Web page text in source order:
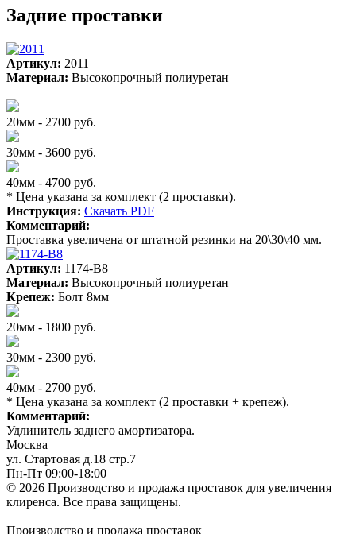
Задние проставки
Артикул: 2011
Материал: Высокопрочный полиуретан
20мм - 2700 руб.
30мм - 3600 руб.
40мм - 4700 руб.
* Цена указана за комплект (2 проставки).
Инструкция: Скачать PDF
Комментарий:
Проставка увеличена от штатной резинки на 20\30\40 мм.
Артикул: 1174-B8
Материал: Высокопрочный полиуретан
Крепеж: Болт 8мм
20мм - 1800 руб.
30мм - 2300 руб.
40мм - 2700 руб.
* Цена указана за комплект (2 проставки + крепеж).
Комментарий:
Удлинитель заднего амортизатора.
Москва
ул. Стартовая д.18 стр.7
Пн-Пт 09:00-18:00
© 2026 Производство и продажа проставок для увеличения
клиренса. Все права защищены.
Производство и продажа проставок